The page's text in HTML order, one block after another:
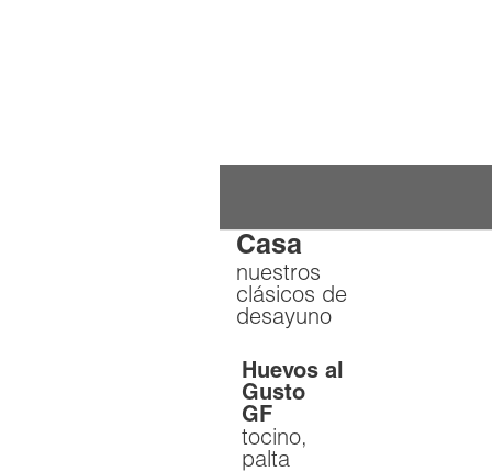
Casa
nuestros
clásicos de
desayuno
Huevos al
Gusto
GF
tocino,
palta